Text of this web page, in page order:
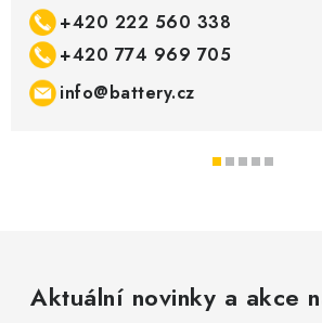
+420 222 560 338
+420 774 969 705
info@battery.cz
Aktuální novinky a akce